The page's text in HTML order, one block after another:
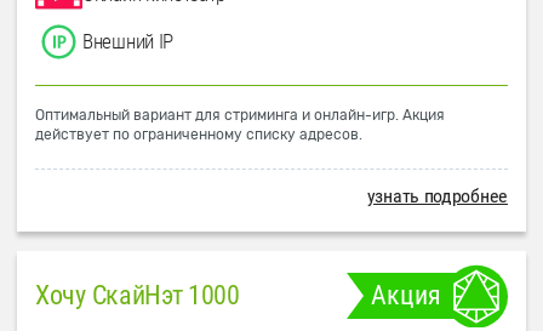
Внешний IP
Оптимальный вариант для стриминга и онлайн-игр. Акция
действует по ограниченному списку адресов.
узнать подробнее
Хочу СкайНэт 1000 Акция